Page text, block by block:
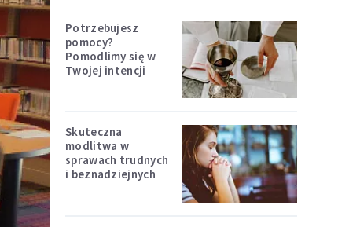
Potrzebujesz
pomocy?
Pomodlimy się w
Twojej intencji
Skuteczna
modlitwa w
sprawach trudnych
i beznadziejnych